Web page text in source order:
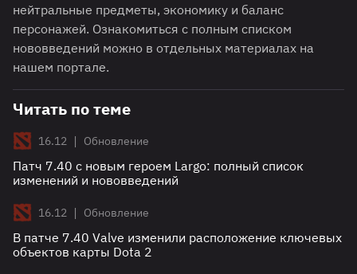
нейтральные предметы, экономику и баланс
персонажей. Ознакомиться с полным списком
нововведений можно в отдельных материалах на
нашем портале.
Читать по теме
16.12 | Обновление
Патч 7.40 с новым героем Largo: полный список
изменений и нововведений
16.12 | Обновление
В патче 7.40 Valve изменили расположение ключевых
объектов карты Dota 2